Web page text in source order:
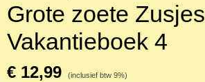
Grote zoete Zusjes
Vakantieboek 4
€ 12,99 (inclusief btw 9%)